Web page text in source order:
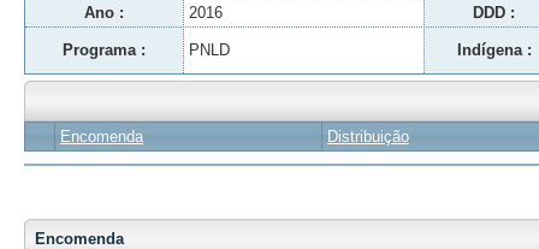
Ano : 2016 DDD :
Programa : PNLD Indígena :
Encomenda Distribuição
Encomenda